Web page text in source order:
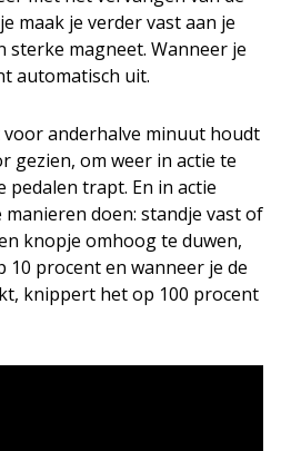
maak je verder vast aan je
sterke magneet. Wanneer je
automatisch uit.
anderhalve minuut houdt
gezien, om weer in actie te
pedalen trapt. En in actie
doen: standje vast of
knopje omhoog te duwen,
10 procent en wanneer je de
knippert het op 100 procent